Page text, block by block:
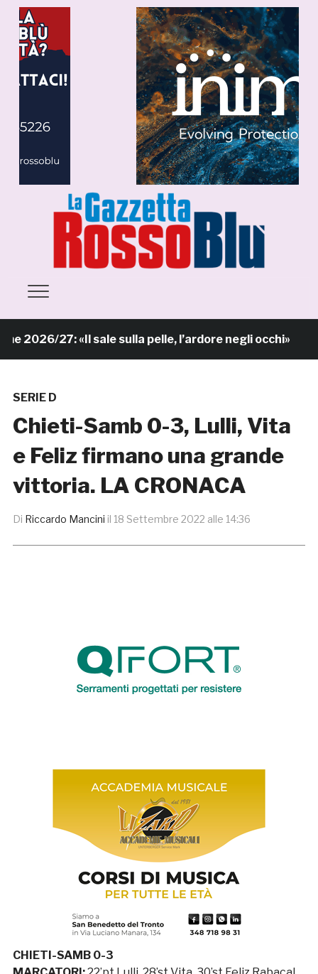
27: «Il sale sulla pelle, l’ardore negli occhi»
SERIE D
Chieti-Samb 0-3, Lulli, Vita
e Feliz firmano una grande
vittoria. LA CRONACA
Di Riccardo Mancini il 18 Settembre 2022 alle 14:36
CHIETI-SAMB 0-3